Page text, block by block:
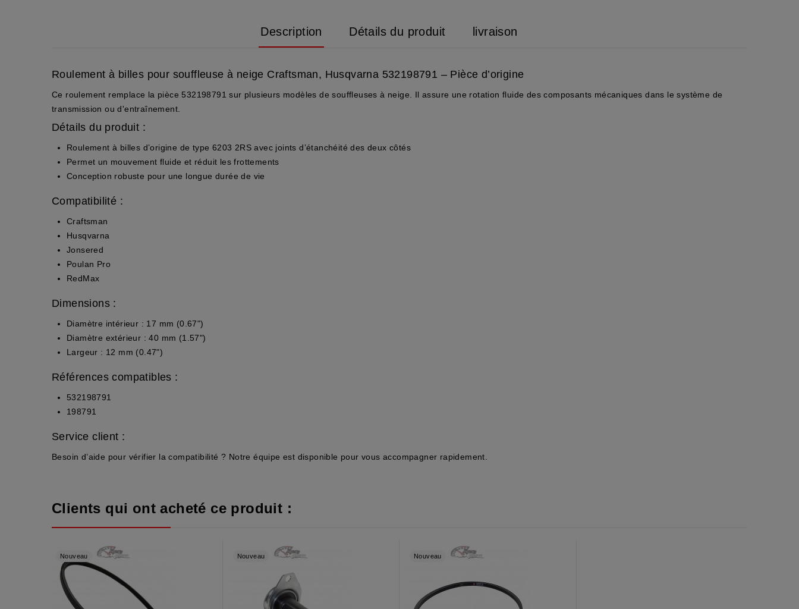
Description Détails du produit livraison
Roulement à billes pour souffleuse à neige Craftsman, Husqvarna 532198791 – Pièce d’origine
Ce roulement remplace la pièce 532198791 sur plusieurs modèles de souffleuses à neige. Il assure une rotation fluide des composants mécaniques dans le système de
transmission ou d'entraînement.
Détails du produit :
Roulement à billes d’origine de type 6203 2RS avec joints d’étanchéité des deux côtés
Permet un mouvement fluide et réduit les frottements
Conception robuste pour une longue durée de vie
Compatibilité :
Craftsman
Husqvarna
Jonsered
Poulan Pro
RedMax
Dimensions :
Diamètre intérieur : 17 mm (0.67")
Diamètre extérieur : 40 mm (1.57")
Largeur : 12 mm (0.47")
Références compatibles :
532198791
198791
Service client :
Besoin d’aide pour vérifier la compatibilité ? Notre équipe est disponible pour vous accompagner rapidement.
Clients qui ont acheté ce produit :
Nouveau Nouveau Nouveau